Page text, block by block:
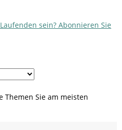
sein? Abonnieren Sie
Themen Sie am meisten